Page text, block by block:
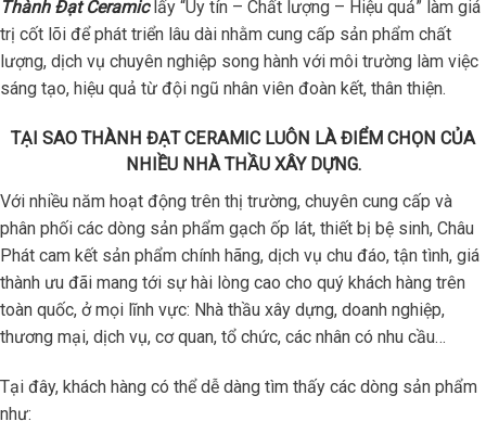
Thành Đạt Ceramiclấy “Uy tín – Chất lượng – Hiệu quả” làm giá
trị cốt lõi để phát triển lâu dài nhằm cung cấp sản phẩm chất
lượng, dịch vụ chuyên nghiệp song hành với môi trường làm việc
sáng tạo, hiệu quả từ đội ngũ nhân viên đoàn kết, thân thiện.
TẠI SAO THÀNH ĐẠT CERAMIC LUÔN LÀ ĐIỂM CHỌN CỦA
NHIỀU NHÀ THẦU XÂY DỰNG.
Với nhiều năm hoạt động trên thị trường, chuyên cung cấp và
phân phối các dòng sản phẩm gạch ốp lát, thiết bị bệ sinh, Châu
Phát cam kết sản phẩm chính hãng, dịch vụ chu đáo, tận tình, giá
thành ưu đãi mang tới sự hài lòng cao cho quý khách hàng trên
toàn quốc, ở mọi lĩnh vực: Nhà thầu xây dựng, doanh nghiệp,
thương mại, dịch vụ, cơ quan, tổ chức, các nhân có nhu cầu…
Tại đây, khách hàng có thể dễ dàng tìm thấy các dòng sản phẩm
như: